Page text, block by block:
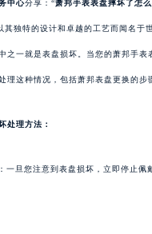
中心分享：“萧邦手表表盘摔坏了怎
其独特的设计和卓越的工艺而闻名于
之一就是表盘损坏。当您的萧邦手表
理这种情况，包括萧邦表盘更换的步
理方法：
旦您注意到表盘损坏，立即停止佩